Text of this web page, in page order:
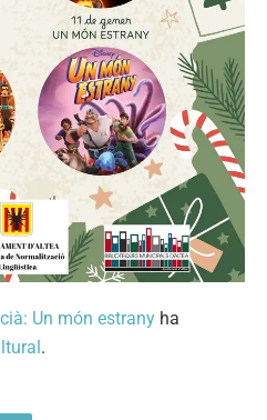
Un món estrany ha
.